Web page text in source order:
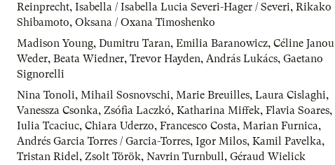
Reinprecht, Isabella / Isabella Lucia Severi-Hager / Severi, Rikako
Shibamoto, Oksana / Oxana Timoshenko
Madison Young, Dumitru Taran, Emilia Baranowicz, Céline Janou
Weder, Beata Wiedner, Trevor Hayden, András Lukács, Gaetano
Signorelli
Nina Tonoli, Mihail Sosnovschi, Marie Breuilles, Laura Cislaghi,
Vanessza Csonka, Zsófia Laczkó, Katharina Miffek, Flavia Soares,
Iulia Tcaciuc, Chiara Uderzo, Francesco Costa, Marian Furnica,
Andrés Garcia Torres / Garcia-Torres, Igor Milos, Kamil Pavelka,
Tristan Ridel, Zsolt Török, Navrin Turnbull, Géraud Wielick